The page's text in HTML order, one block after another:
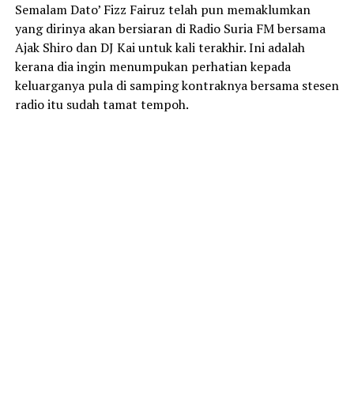
Semalam Dato’ Fizz Fairuz telah pun memaklumkan
yang dirinya akan bersiaran di Radio Suria FM bersama
Ajak Shiro dan DJ Kai untuk kali terakhir. Ini adalah
kerana dia ingin menumpukan perhatian kepada
keluarganya pula di samping kontraknya bersama stesen
radio itu sudah tamat tempoh.